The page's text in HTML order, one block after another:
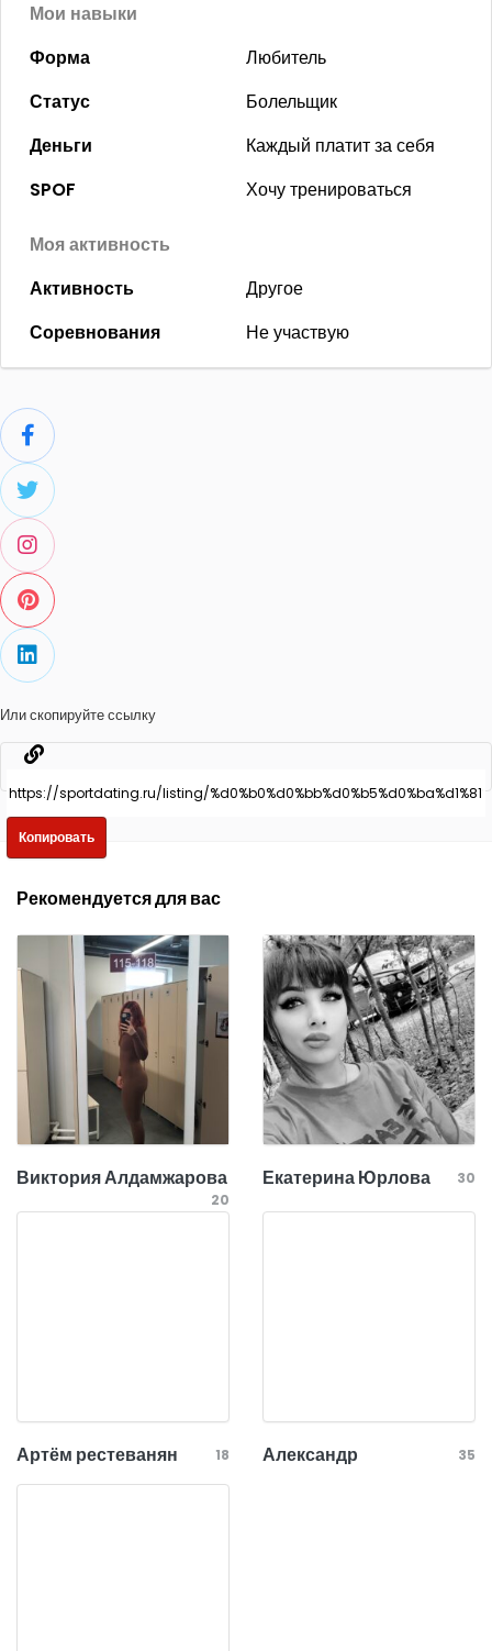
Мои навыки
Форма
Любитель
Статус
Болельщик
Деньги
Каждый платит за себя
SPOF
Хочу тренироваться
Моя активность
Активность
Другое
Соревнования
Не участвую
Или скопируйте ссылку
Копировать
Рекомендуется для вас
Виктория Алдамжарова
20
Екатерина Юрлова 30
Артём рестеванян 18 Александр 35